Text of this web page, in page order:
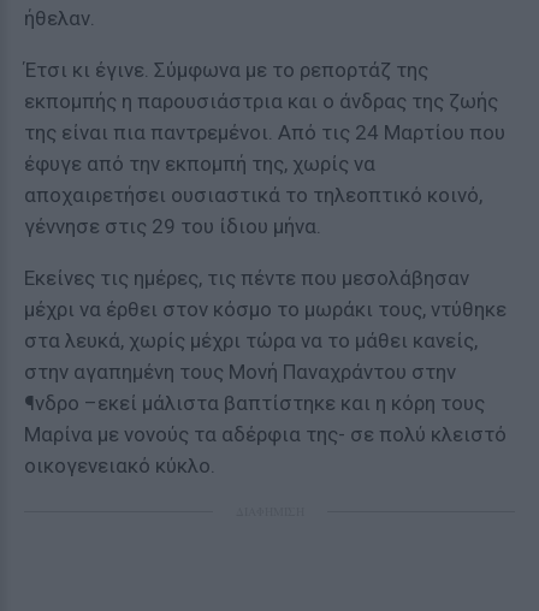
ήθελαν.
Έτσι κι έγινε. Σύμφωνα με το ρεπορτάζ της
εκπομπής η παρουσιάστρια και ο άνδρας της ζωής
της είναι πια παντρεμένοι. Από τις 24 Μαρτίου που
έφυγε από την εκπομπή της, χωρίς να
αποχαιρετήσει ουσιαστικά το τηλεοπτικό κοινό,
γέννησε στις 29 του ίδιου μήνα.
Εκείνες τις ημέρες, τις πέντε που μεσολάβησαν
μέχρι να έρθει στον κόσμο το μωράκι τους, ντύθηκε
στα λευκά, χωρίς μέχρι τώρα να το μάθει κανείς,
στην αγαπημένη τους Μονή Παναχράντου στην
¶νδρο –εκεί μάλιστα βαπτίστηκε και η κόρη τους
Μαρίνα με νονούς τα αδέρφια της- σε πολύ κλειστό
οικογενειακό κύκλο.